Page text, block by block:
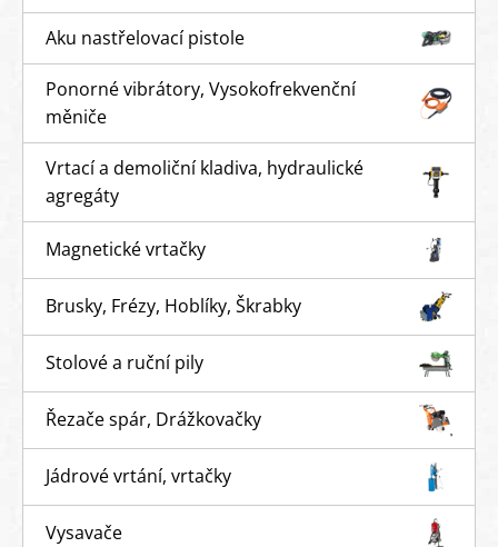
Aku nastřelovací pistole
Ponorné vibrátory, Vysokofrekvenční
měniče
Vrtací a demoliční kladiva, hydraulické
agregáty
Magnetické vrtačky
Brusky, Frézy, Hoblíky, Škrabky
Stolové a ruční pily
Řezače spár, Drážkovačky
Jádrové vrtání, vrtačky
Vysavače